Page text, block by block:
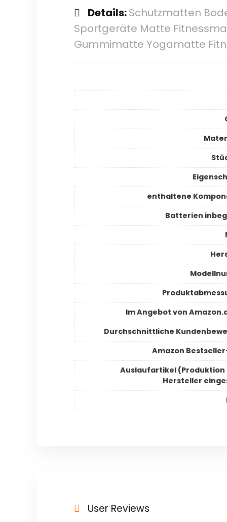
Details:Schutzmatten
Sportgeräte Matte
Gummimatte Yogamatte
enthaltene
Batterien
Im Angebot von
Durchschnittliche
Amazon
Auslaufartikel (Produktion
Hersteller
User Reviews